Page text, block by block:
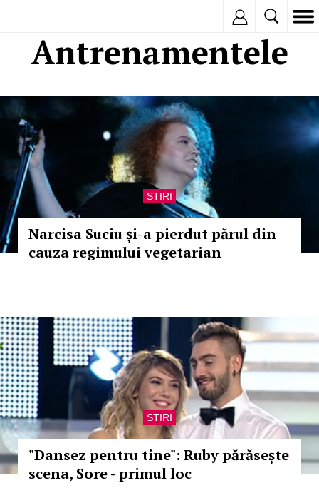
Antrenamentele
STIRI
Narcisa Suciu și-a pierdut părul din
cauza regimului vegetarian
STIRI
"Dansez pentru tine": Ruby părăsește
scena, Sore - primul loc